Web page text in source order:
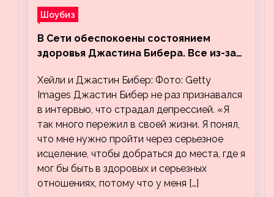
Шоубиз
В Сети обеспокоены состоянием
здоровья Джастина Бибера. Все из-за
Хейли
Хейли и Джастин Бибер: Фото: Getty
Images Джастин Бибер не раз признавался
в интервью, что страдал депрессией. «Я
так много пережил в своей жизни. Я понял,
что мне нужно пройти через серьезное
исцеление, чтобы добраться до места, где я
мог бы быть в здоровых и серьезных
отношениях, потому что у меня […]